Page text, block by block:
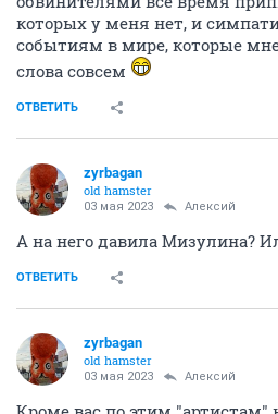
которых у меня нет, и
событиям в мире, которые
слова совсем
ОТВЕТИТЬ
zyrbagan
old hamster
03 мая 2023 Алексий
А на него давила Мизулина?
ОТВЕТИТЬ
zyrbagan
old hamster
03 мая 2023 Алексий